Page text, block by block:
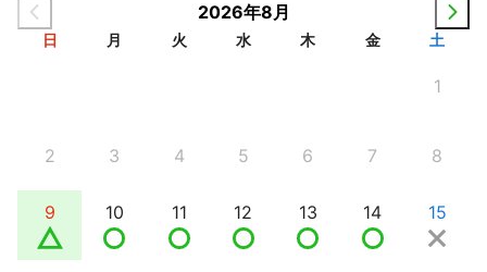
2026年8月
日 月 火 水 木 金 土
1
2 3 4 5 6 7 8
9 10 11 12 13 14 15